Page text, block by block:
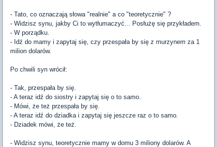
- Tato, co oznaczają słowa "realnie" a co "teoretycznie" ?
- Widzisz synu, jakby Ci to wytłumaczyć... Posłużę się przykładem.
- W porządku.
- Idź do mamy i zapytaj się, czy przespała by się z murzynem za 1
milion dolarów.
Po chwili syn wrócił:
- Tak, przespała by się.
- A teraz idź do siostry i zapytaj się o to samo.
- Mówi, że też przespała by się.
- A teraz idź do dziadka i zapytaj się jeszcze raz o to samo.
- Dziadek mówi, że też.
- Widzisz synu, teoretycznie mamy w domu 3 miliony dolarów. A